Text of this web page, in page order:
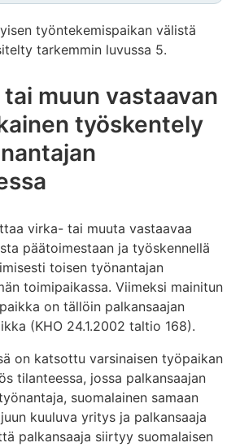
työntekemispaikan välistä
tarkemmin luvussa 5.
muun vastaavan
työskentely
virka- tai muuta vastaavaa
päätoimestaan ja työskennellä
toisen työnantajan
toimipaikassa. Viimeksi mainitun
on tällöin palkansaajan
(KHO 24.1.2002 taltio 168).
on katsottu varsinaisen työpaikan
tilanteessa, jossa palkansaajan
suomalainen samaan
kuuluva yritys ja palkansaaja
palkansaaja siirtyy suomalaisen